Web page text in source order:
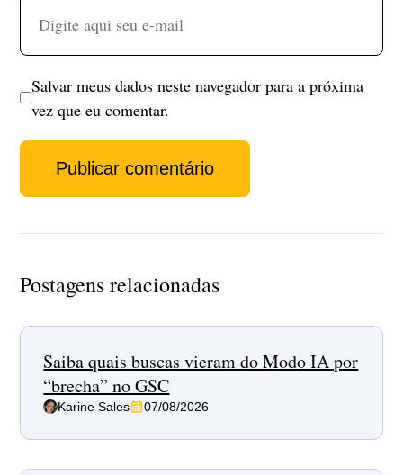
Salvar meus dados neste navegador para a próxima
vez que eu comentar.
Postagens relacionadas
Saiba quais buscas vieram do Modo IA por
“brecha” no GSC
Karine Sales 07/08/2026